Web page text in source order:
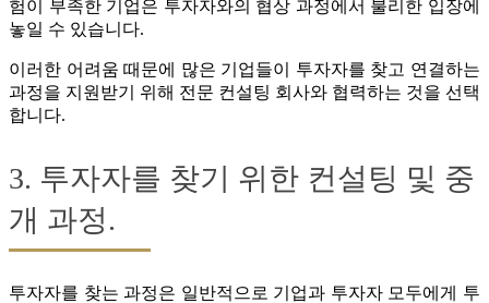
험이 부족한 기업은 투자자와의 협상 과정에서 불리한 입장에
놓일 수 있습니다.
이러한 어려움 때문에 많은 기업들이 투자자를 찾고 연결하는
과정을 지원받기 위해 전문 컨설팅 회사와 협력하는 것을 선택
합니다.
3. 투자자를 찾기 위한 컨설팅 및 중
개 과정.
투자자를 찾는 과정은 일반적으로 기업과 투자자 모두에게 투